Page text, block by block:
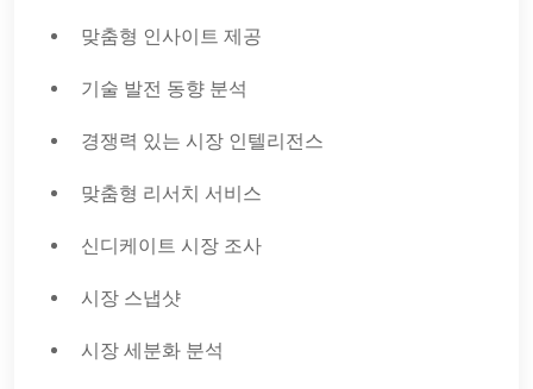
맞춤형 인사이트 제공
기술 발전 동향 분석
경쟁력 있는 시장 인텔리전스
맞춤형 리서치 서비스
신디케이트 시장 조사
시장 스냅샷
시장 세분화 분석